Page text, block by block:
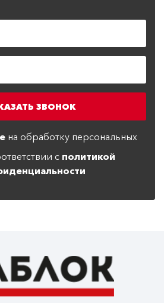
на обработку персональных
с политикой